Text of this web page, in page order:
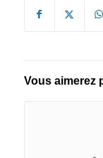
Vous aimerez